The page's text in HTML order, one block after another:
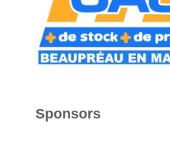
Sponsors